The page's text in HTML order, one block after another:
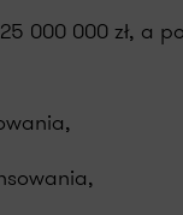
000 000 zł, a